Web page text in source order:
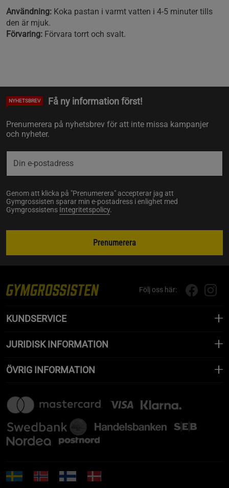
Användning: Koka pastan i varmt vatten i 4-5 minuter tills
den är mjuk.
Förvaring: Förvara torrt och svalt.
NYHETSBREV Få ny information först!
Prenumerera på nyhetsbrev för att inte missa kampanjer
och nyheter.
Genom att klicka på "Prenumerera" accepterar jag att
Gymgrossisten sparar min e-postadress i enlighet med
Gymgrossistens Integritetspolicy.
Prenumerera
Följ oss här:
KUNDSERVICE
JURIDISK INFORMATION
ÖVRIG INFORMATION